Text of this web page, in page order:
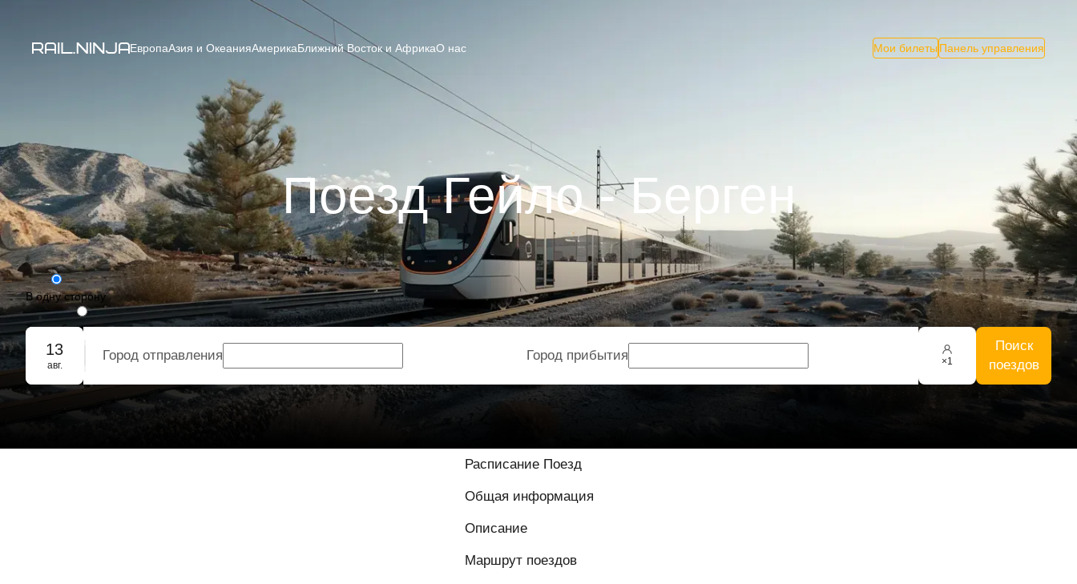
ЕвропаАзия и ОкеанияАмерикаБлижний Восток и АфрикаО нас Мои билеты Панель управления
Поезд Гейло - Берген
В одну сторону
Туда-обратно
Групповое бронирование
13
авг.
Город отправления Город прибытия ×1
Поиск
поездов
Расписание Поезд
Общая информация
Описание
Маршрут поездов
8.9 / 10 на основе 1 отзыва